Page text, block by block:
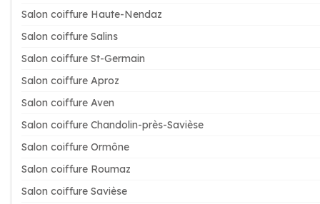
Salon coiffure Haute-Nendaz
Salon coiffure Salins
Salon coiffure St-Germain
Salon coiffure Aproz
Salon coiffure Aven
Salon coiffure Chandolin-près-Savièse
Salon coiffure Ormône
Salon coiffure Roumaz
Salon coiffure Savièse